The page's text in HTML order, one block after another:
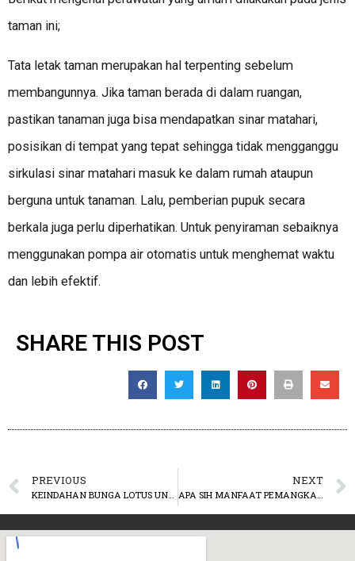
taman ini;
Tata letak taman merupakan hal terpenting sebelum
membangunnya. Jika taman berada di dalam ruangan,
pastikan tanaman juga bisa mendapatkan sinar matahari,
posisikan di tempat yang tepat sehingga tidak mengganggu
sirkulasi sinar matahari masuk ke dalam rumah ataupun
berguna untuk tanaman. Lalu, pemberian pupuk secara
berkala juga perlu diperhatikan. Untuk penyiraman sebaiknya
menggunakan pompa air otomatis untuk menghemat waktu
dan lebih efektif.
SHARE THIS POST
PREVIOUS NEXT